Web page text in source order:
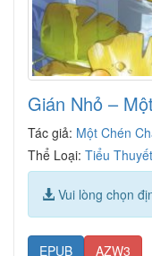
Gián Nhỏ –
Tác giả: Một Chén
Thể Loại: Tiểu
Vui lòng chọn
EPUB AZW3